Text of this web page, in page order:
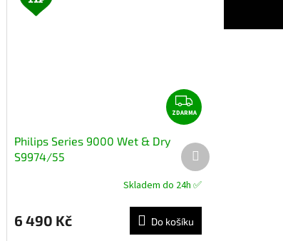
Z
D
R
M
A
ZDARMA
Philips Series 9000 Wet & Dry
S9974/55
produktu
je
Skladem do 24h ✅
6 490 Kč Do košíku
Další
produkt